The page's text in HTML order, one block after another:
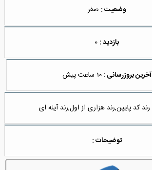
وضعیت : صفر
بازدید :
آخرین بروزرسانی :10 ساعت پیش
رند کد پایین,رند هزاری از اول,رند آینه ای
توضیحات :